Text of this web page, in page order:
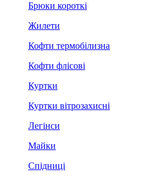
Брюки короткі
Жилети
Кофти термобілизна
Кофти флісові
Куртки
Куртки вітрозахисні
Легінси
Майки
Спідниці